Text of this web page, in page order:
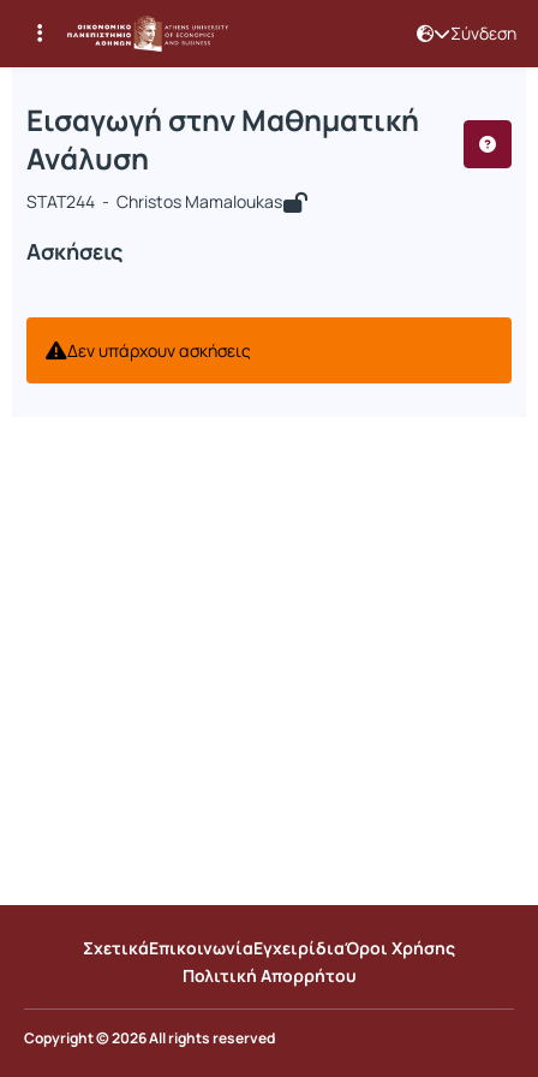
Σύνδεση
Μάθημα : Εισαγωγή στην
Κωδικός : STAT244
Εισαγωγή στην Μαθηματική
Ανάλυση
STAT244 - Christos Mamaloukas
Ασκήσεις
Δεν υπάρχουν ασκήσεις
ΣχετικάΕπικοινωνίαΕγχειρίδιαΌροι Χρήσης
Πολιτική Απορρήτου
Copyright © 2026 All rights reserved